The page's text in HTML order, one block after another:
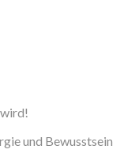
und Bewusstsein